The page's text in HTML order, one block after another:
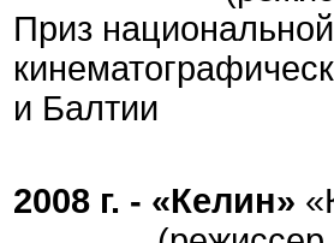
Приз
и Балтии
2008 г. - «Келин»